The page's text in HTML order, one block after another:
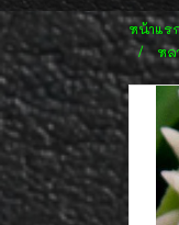
หน้าแร
หล